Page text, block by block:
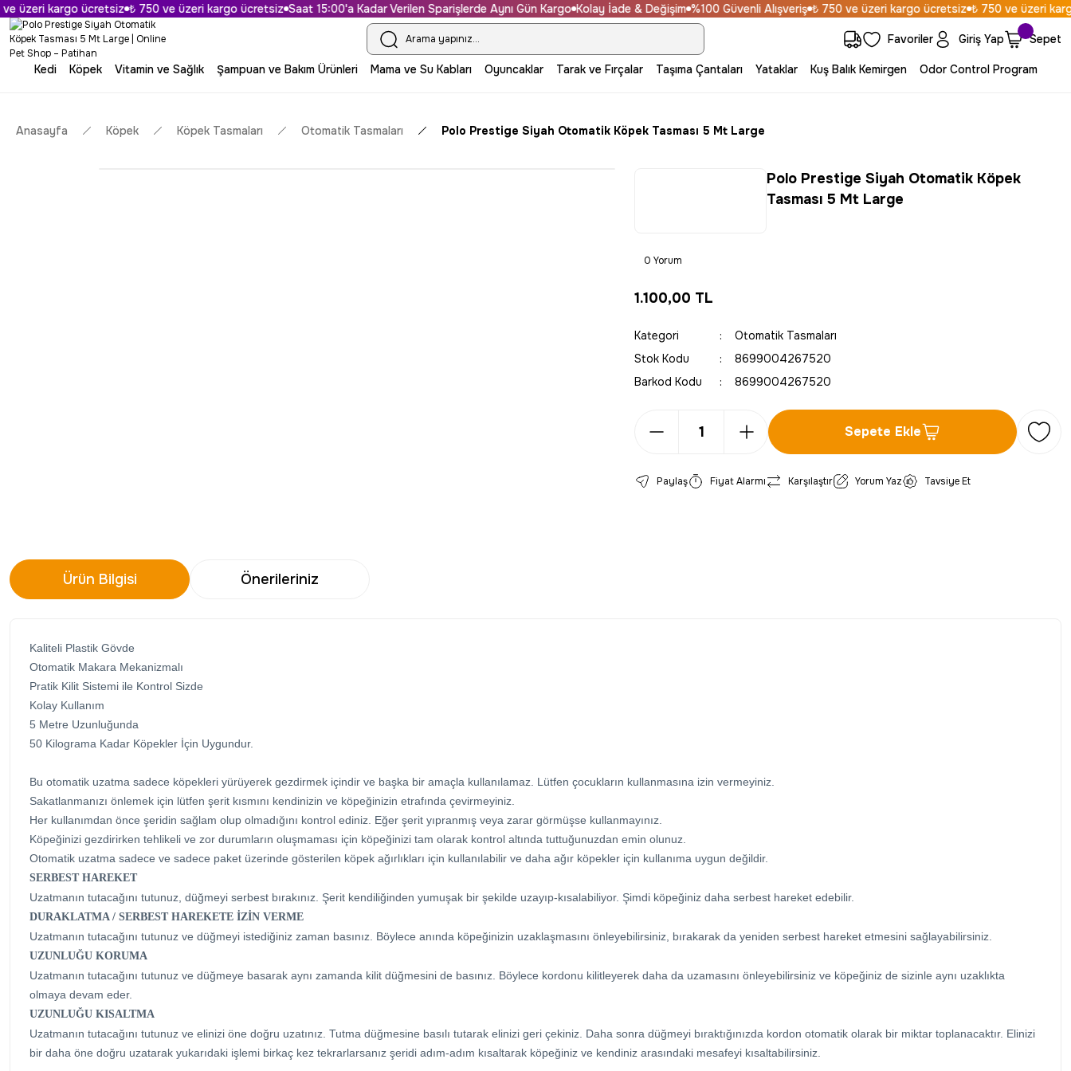
ücretsiz ₺ 750 ve üzeri kargo ücretsiz Saat 15:00'a Kadar Verilen Sparişlerde Aynı Gün Kargo Kolay İade & Değişim %100 Güvenli Alışveriş ₺ 750 ve üzeri kargo ücretsiz ₺ 750 ve üzeri kargo ücretsiz
Favoriler Giriş Yap Sepet
Kedi Köpek Vitamin ve Sağlık Şampuan ve Bakım Ürünleri Mama ve Su Kabları Oyuncaklar Tarak ve Fırçalar Taşıma Çantaları Yataklar Kuş Balık Kemirgen Odor Control Program
Anasayfa Köpek Köpek Tasmaları Otomatik Tasmaları Polo Prestige Siyah Otomatik Köpek Tasması 5 Mt Large
Polo Prestige Siyah Otomatik Köpek
Tasması 5 Mt Large
0 Yorum
1.100,00 TL
Kategori
Otomatik Tasmaları
Stok Kodu
8699004267520
Barkod Kodu
8699004267520
Sepete Ekle
Paylaş Fiyat Alarmı Karşılaştır Yorum Yaz Tavsiye Et
Ürün Bilgisi Önerileriniz
Kaliteli Plastik Gövde
Otomatik Makara Mekanizmalı
Pratik Kilit Sistemi ile Kontrol Sizde
Kolay Kullanım
5 Metre Uzunluğunda
50 Kilograma Kadar Köpekler İçin Uygundur.
Bu otomatik uzatma sadece köpekleri yürüyerek gezdirmek içindir ve başka bir amaçla kullanılamaz. Lütfen çocukların kullanmasına izin vermeyiniz.
Sakatlanmanızı önlemek için lütfen şerit kısmını kendinizin ve köpeğinizin etrafında çevirmeyiniz.
Her kullanımdan önce şeridin sağlam olup olmadığını kontrol ediniz. Eğer şerit yıpranmış veya zarar görmüşse kullanmayınız.
Köpeğinizi gezdirirken tehlikeli ve zor durumların oluşmaması için köpeğinizi tam olarak kontrol altında tuttuğunuzdan emin olunuz.
Otomatik uzatma sadece ve sadece paket üzerinde gösterilen köpek ağırlıkları için kullanılabilir ve daha ağır köpekler için kullanıma uygun değildir.
SERBEST HAREKET
Uzatmanın tutacağını tutunuz, düğmeyi serbest bırakınız. Şerit kendiliğinden yumuşak bir şekilde uzayıp-kısalabiliyor. Şimdi köpeğiniz daha serbest hareket edebilir.
DURAKLATMA / SERBEST HAREKETE İZİN VERME
Uzatmanın tutacağını tutunuz ve düğmeyi istediğiniz zaman basınız. Böylece anında köpeğinizin uzaklaşmasını önleyebilirsiniz, bırakarak da yeniden serbest hareket etmesini sağlayabilirsiniz.
UZUNLUĞU KORUMA
Uzatmanın tutacağını tutunuz ve düğmeye basarak aynı zamanda kilit düğmesini de basınız. Böylece kordonu kilitleyerek daha da uzamasını önleyebilirsiniz ve köpeğiniz de sizinle aynı uzaklıkta
olmaya devam eder.
UZUNLUĞU KISALTMA
Uzatmanın tutacağını tutunuz ve elinizi öne doğru uzatınız. Tutma düğmesine basılı tutarak elinizi geri çekiniz. Daha sonra düğmeyi bıraktığınızda kordon otomatik olarak bir miktar toplanacaktır. Elinizi
bir daha öne doğru uzatarak yukarıdaki işlemi birkaç kez tekrarlarsanız şeridi adım-adım kısaltarak köpeğiniz ve kendiniz arasındaki mesafeyi kısaltabilirsiniz.